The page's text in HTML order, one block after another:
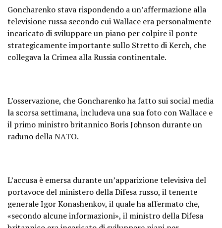
Goncharenko stava rispondendo a un’affermazione alla
televisione russa secondo cui Wallace era personalmente
incaricato di sviluppare un piano per colpire il ponte
strategicamente importante sullo Stretto di Kerch, che
collegava la Crimea alla Russia continentale.
L’osservazione, che Goncharenko ha fatto sui social media
la scorsa settimana, includeva una sua foto con Wallace e
il primo ministro britannico Boris Johnson durante un
raduno della NATO.
L’accusa è emersa durante un’apparizione televisiva del
portavoce del ministero della Difesa russo, il tenente
generale Igor Konashenkov, il quale ha affermato che,
«secondo alcune informazioni», il ministro della Difesa